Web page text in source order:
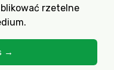
rzetelne
→